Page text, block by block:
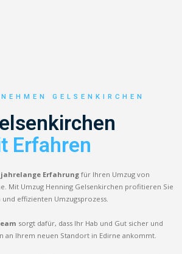
GELSENKIRCHEN
Erfahren
jahrelange Erfahrung für Ihren Umzug von
Mit Umzug Henning Gelsenkirchen profitieren Sie
effizienten Umzugsprozess.
sorgt dafür, dass Ihr Hab und Gut sicher und
an Ihrem neuen Standort in Edirne ankommt.